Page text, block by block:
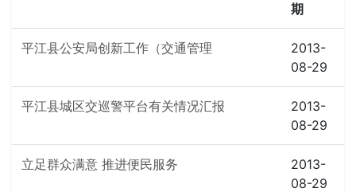
期
平江县公安局创新工作（交通管理
2013-
08-29
平江县城区交巡警平台有关情况汇报
2013-
08-29
立足群众满意 推进便民服务
2013-
08-29